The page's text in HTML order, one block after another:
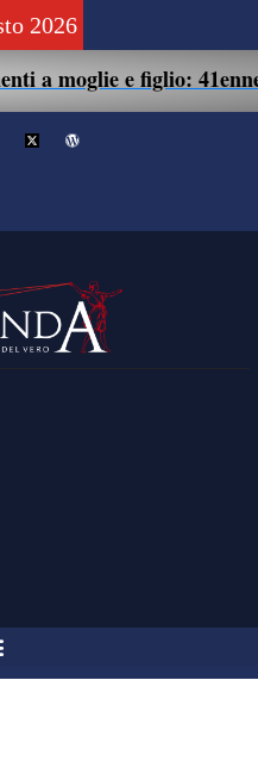
2026
e figlio: 41enne assolto.